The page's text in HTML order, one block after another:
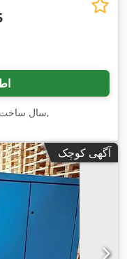
سال,
آگهی کوچک